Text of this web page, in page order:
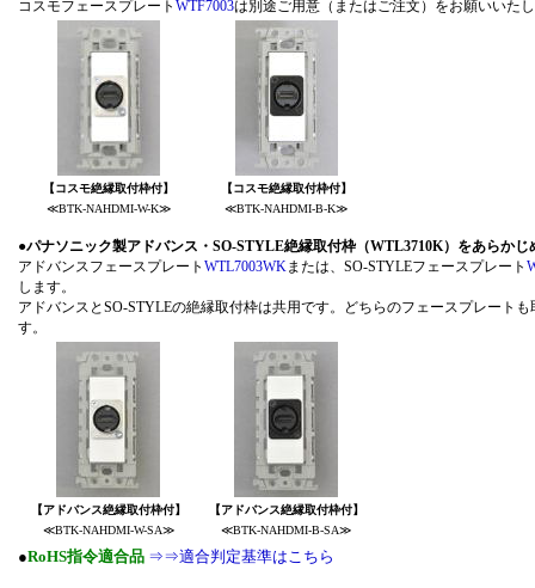
コスモフェースプレート WTF7003は別途ご用意（またはご
【コスモ絶縁取付枠付】
【コスモ絶縁取付枠付】
≪BTK-NAHDMI-W-K≫
≪BTK-NAHDMI-B-K≫
●パナソニック製アドバンス・SO-STYLE絶縁取付枠（WTL3710K）をあらか
アドバンスフェースプレート WTL7003WK または、SO-STYLEフェースプレート
します。
アドバンスとSO-STYLEの絶縁取付枠は共用です。どちらのフェースプレート
す。
【アドバンス絶縁取付枠付】
【アドバンス絶縁取付枠付】
≪BTK-NAHDMI-W-SA≫
≪BTK-NAHDMI-B-SA≫
●RoHS指令適合品 ⇒⇒適合判定基準はこちら